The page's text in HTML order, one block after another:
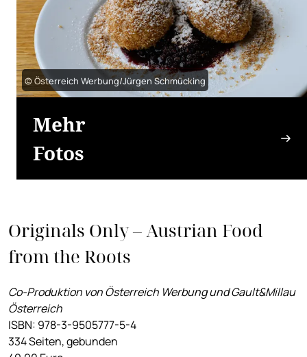
© Österreich Werbung/Jürgen Schmücking
Mehr
Fotos
Originals Only – Austrian Food
from the Roots
Co-Produktion von Österreich Werbung und Gault&Millau
Österreich
ISBN: 978-3-9505777-5-4
334 Seiten, gebunden